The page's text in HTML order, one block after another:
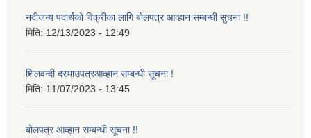
नदीजन्य पदार्थको विक्रीका लागि बोलपत्र आव्हान सम्बन्धी सुचना !!
मिति: 12/13/2023 - 12:49
शिलवन्दी दरभाउपत्रआव्हान सम्बन्धी सूचना !
मिति: 11/07/2023 - 13:45
बोलपत्र आव्हान सम्बन्धी सूचना !!